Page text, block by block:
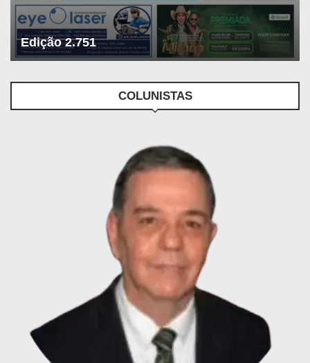
Edição 2.751
COLUNISTAS